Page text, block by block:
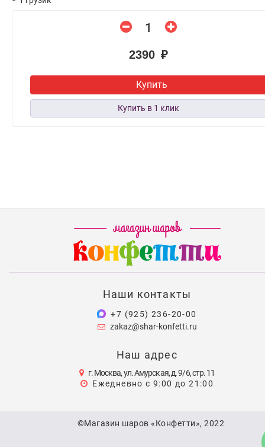
2390 ₽
Купить
Наши контакты
+7 (925) 236-20-00
zakaz@shar-konfetti.ru
Наш адрес
г. Москва, ул. Амурская, д. 9/6, стр. 11
Ежедневно с 9:00 до 21:00
©Магазин шаров «Конфетти», 2022